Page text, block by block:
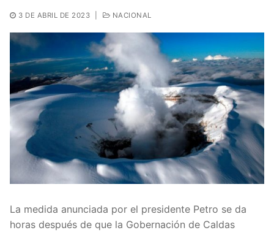
3 DE ABRIL DE 2023 NACIONAL
La medida anunciada por el presidente Petro se da
horas después de que la Gobernación de Caldas